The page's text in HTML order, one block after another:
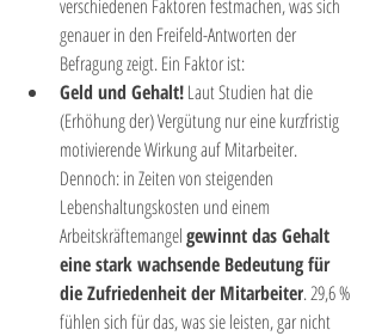
verschiedenen Faktoren festmachen, was sich
genauer in den Freifeld-Antworten der
Befragung zeigt. Ein Faktor ist:
Geld und Gehalt! Laut Studien hat die
(Erhöhung der) Vergütung nur eine kurzfristig
motivierende Wirkung auf Mitarbeiter.
Dennoch: in Zeiten von steigenden
Lebenshaltungskosten und einem
Arbeitskräftemangel gewinnt das Gehalt
eine stark wachsende Bedeutung für
die Zufriedenheit der Mitarbeiter. 29,6 %
fühlen sich für das, was sie leisten, gar nicht